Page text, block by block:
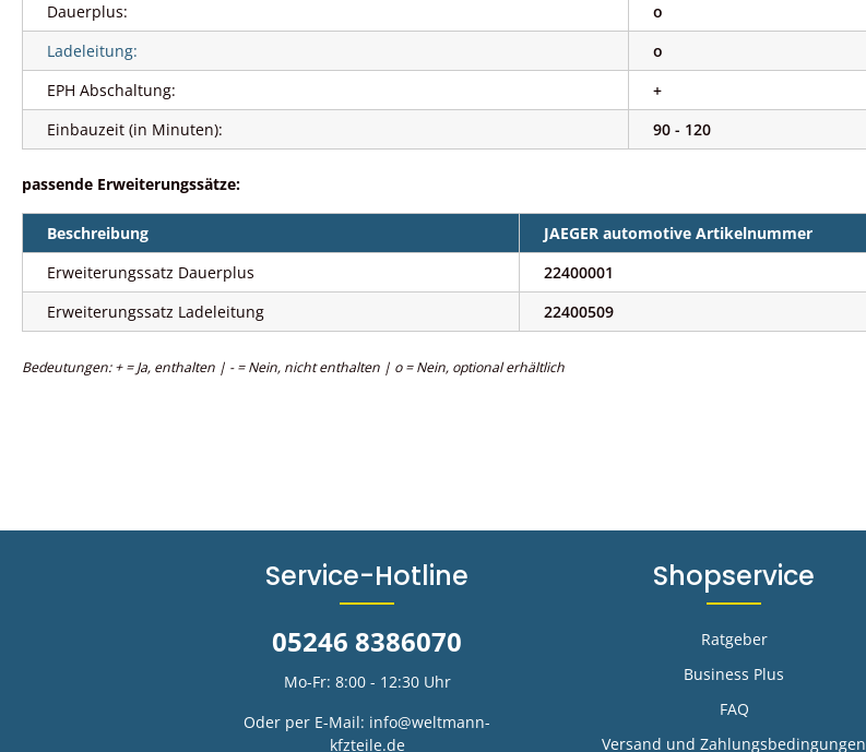
Dauerplus:
o
Ladeleitung:
o
EPH Abschaltung:
+
Einbauzeit (in Minuten):
90 - 120
passende Erweiterungssätze:
Beschreibung
JAEGER automotive Artikelnummer
Erweiterungssatz Dauerplus
22400001
Erweiterungssatz Ladeleitung
22400509
Bedeutungen: + = Ja, enthalten | - = Nein, nicht enthalten | o = Nein, optional erhältlich
Service-Hotline
05246 8386070
Mo-Fr: 8:00 - 12:30 Uhr
Oder per E-Mail: info@weltmann-
kfzteile.de
Shopservice
Ratgeber
Business Plus
FAQ
Versand und Zahlungsbedingungen